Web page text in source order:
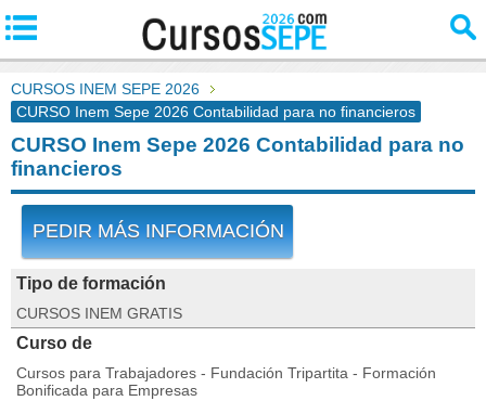
CURSOS INEM SEPE 2026
CURSO Inem Sepe 2026 Contabilidad para no financieros
CURSO Inem Sepe 2026 Contabilidad para no
financieros
PEDIR MÁS INFORMACIÓN
Tipo de formación
CURSOS INEM GRATIS
Curso de
Cursos para Trabajadores - Fundación Tripartita - Formación
Bonificada para Empresas